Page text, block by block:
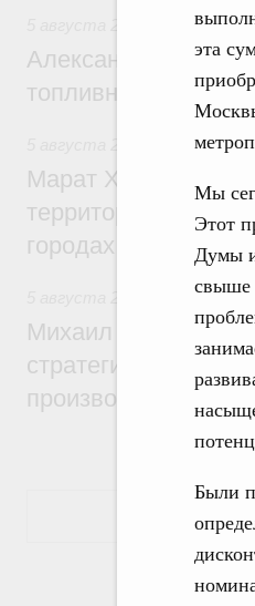
эта
Мы
Этот
Думы
свыше
Были
Оборот
Александр Новак
топливном рынке
Жилищная
Марат Хуснуллин:
территорий в
городах ДНР
Вопросы
Михаил Мишустин
стратегической